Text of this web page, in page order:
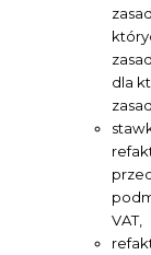
dla
VAT,